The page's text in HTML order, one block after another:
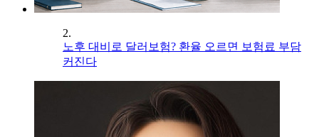
2.
노후 대비로 달러보험? 환율 오르면 보험료 부담
커진다